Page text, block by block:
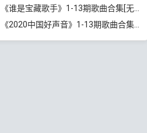
《谁是宝藏歌手》1-13期歌曲合集[无损FLAC/MP3/5.21GB]百度云网盘下载
《2020中国好声音》1-13期歌曲合集[无损FLAC/MP3/4.95GB]百度云网盘下载